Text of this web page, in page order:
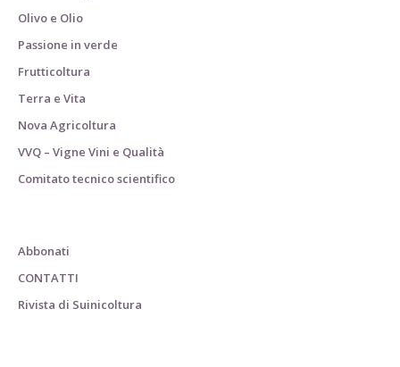
Olivo e Olio
Passione in verde
Frutticoltura
Terra e Vita
Nova Agricoltura
VVQ – Vigne Vini e Qualità
Comitato tecnico scientifico
Abbonati
CONTATTI
Rivista di Suinicoltura